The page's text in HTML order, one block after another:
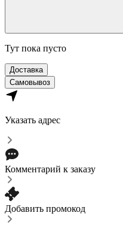
Тут пока пусто
Доставка
Самовывоз
Указать адрес
Комментарий к заказу
Добавить промокод